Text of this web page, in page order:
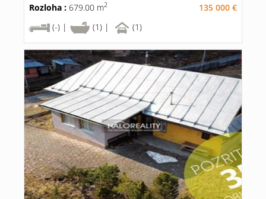
Rozloha : 679.00 m2
135 000 €
(-) |
(1) | (1)